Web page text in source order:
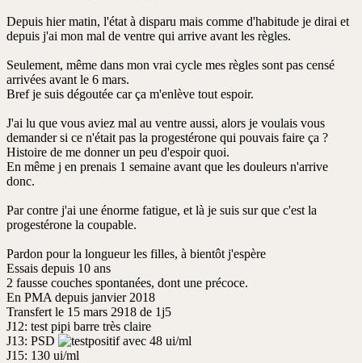
Depuis hier matin, l'état à disparu mais comme d'habitude je dirai et
depuis j'ai mon mal de ventre qui arrive avant les règles.
Seulement, même dans mon vrai cycle mes règles sont pas censé
arrivées avant le 6 mars.
Bref je suis dégoutée car ça m'enlève tout espoir.
J'ai lu que vous aviez mal au ventre aussi, alors je voulais vous
demander si ce n'était pas la progestérone qui pouvais faire ça ?
Histoire de me donner un peu d'espoir quoi.
En même j en prenais 1 semaine avant que les douleurs n'arrive
donc.
Par contre j'ai une énorme fatigue, et là je suis sur que c'est la
progestérone la coupable.
Pardon pour la longueur les filles, à bientôt j'espère
Essais depuis 10 ans
2 fausse couches spontanées, dont une précoce.
En PMA depuis janvier 2018
Transfert le 15 mars 2918 de 1j5
J12: test pipi barre très claire
J13: PSD
avec 48 ui/ml
J15: 130 ui/ml